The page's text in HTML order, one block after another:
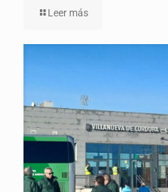
Leer más